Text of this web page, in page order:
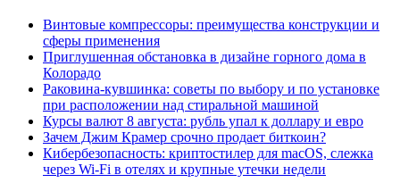
Винтовые компрессоры: преимущества конструкции и
сферы применения
Приглушенная обстановка в дизайне горного дома в
Колорадо
Раковина-кувшинка: советы по выбору и по установке
при расположении над стиральной машиной
Курсы валют 8 августа: рубль упал к доллару и евро
Зачем Джим Крамер срочно продает биткоин?
Кибербезопасность: криптостилер для macOS, слежка
через Wi-Fi в отелях и крупные утечки недели